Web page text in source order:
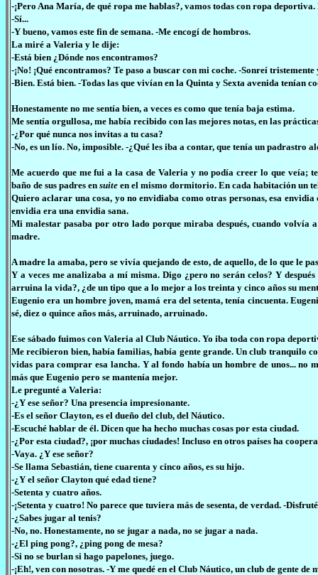
-¡Pero Ana María, de qué ropa me hablas?, vamos todas con ropa
-Sí...
-Y bueno, vamos este fin de semana. -Me encogí de hombros.
La miré a Valeria y le dije:
-Está bien ¿Dónde nos encontramos?
-¡No! ¡Qué encontramos? Te paso a buscar con mi coche. -Sonreí
-Bien. Está bien. -Todas las que vivían en la Quinta y Sexta avenida tenían
Honestamente no me sentía bien, a veces es como que tenía baja estima.
Me sentía orgullosa, me había recibido con las mejores notas, en las
-¿Por qué nunca nos invitas a tu casa?
-No, es un lío. No, imposible. -¿Qué les iba a contar, que tenía un padrastro
Me acuerdo que me fui a la casa de Valeria y no podía creer lo que veía;
baño de sus padres en suite en el mismo dormitorio. En cada habitación un
Quiero aclarar una cosa, yo no envidiaba como otras personas, esa
envidia era una envidia sana.
Mi malestar pasaba por otro lado porque miraba después, cuando volvía
madre.
A madre la amaba, pero se vivía quejando de esto, de aquello, de lo que le
Y a veces me analizaba a mí misma. Digo ¿pero no serán celos? Y
arruina la vida?, ¿de un tipo que a lo mejor a los treinta y cinco años su
Eugenio era un hombre joven, mamá era del setenta, tenía cincuenta.
sé, diez o quince años más, arruinado, arruinado.
Ese sábado fuimos con Valeria al Club Náutico. Yo iba toda con ropa
Me recibieron bien, había familias, había gente grande. Un club tranquilo
vidas para comprar esa lancha. Y al fondo había un hombre de unos... no
más que Eugenio pero se mantenía mejor.
Le pregunté a Valeria:
-¿Y ese señor? Una presencia impresionante.
-Es el señor Clayton, es el dueño del club, del Náutico.
-Escuché hablar de él. Dicen que ha hecho muchas cosas por esta ciudad.
-¿Por esta ciudad?, ¡por muchas ciudades! Incluso en otros países ha
-Vaya. ¿Y ese señor?
-Se llama Sebastián, tiene cuarenta y cinco años, es su hijo.
-¿Y el señor Clayton qué edad tiene?
-Setenta y cuatro años.
-¡Setenta y cuatro! No parece que tuviera más de sesenta, de verdad. -
-¿Sabes jugar al tenis?
-No, no. Honestamente, no se jugar a nada, no se jugar a nada.
-¿El ping pong?, ¿ping pong de mesa?
-Si no se burlan si hago papelones, juego.
-¡Eh!, ven con nosotras. -Y me quedé en el Club Náutico, un club de gente